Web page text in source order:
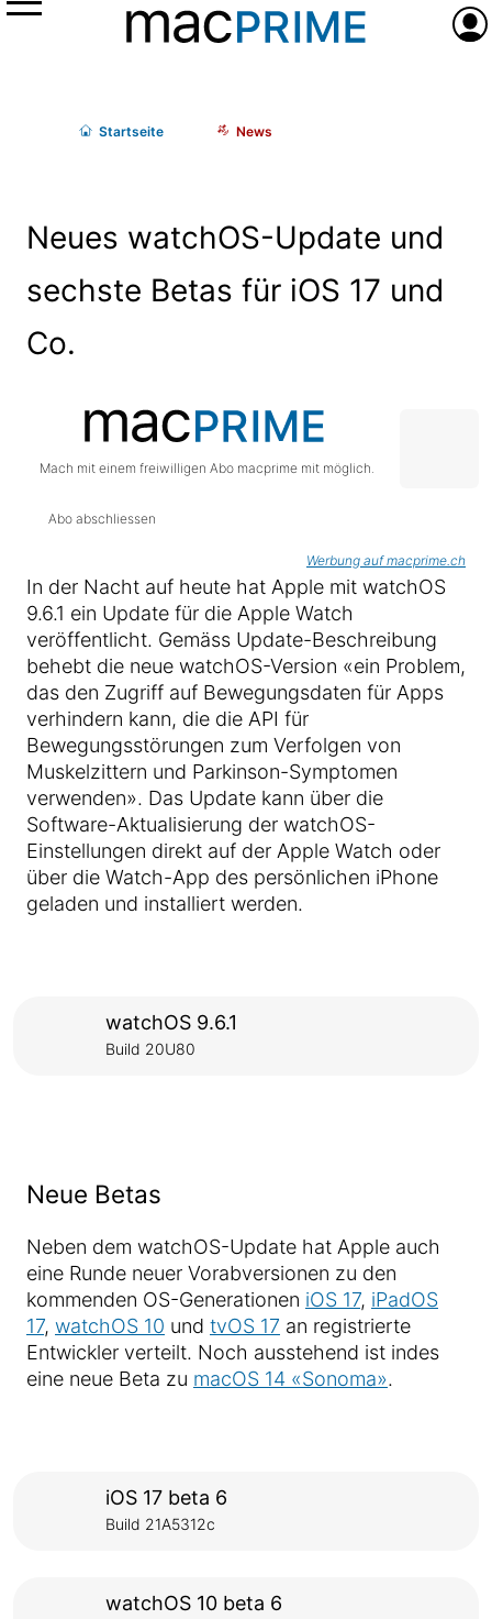
Menü
Startseite News
Neues watchOS-Update und
sechste Betas für iOS 17 und
Co.
Mach mit einem freiwilligen Abo macprime mit möglich.
Abo abschliessen
Werbung auf macprime.ch
In der Nacht auf heute hat Apple mit watchOS
9.6.1 ein Update für die Apple Watch
veröffentlicht. Gemäss Update-Beschreibung
behebt die neue watchOS-Version «ein Problem,
das den Zugriff auf Bewegungsdaten für Apps
verhindern kann, die die API für
Bewegungsstörungen zum Verfolgen von
Muskelzittern und Parkinson-Symptomen
verwenden». Das Update kann über die
Software-Aktualisierung der watchOS-
Einstellungen direkt auf der Apple Watch oder
über die Watch-App des persönlichen iPhone
geladen und installiert werden.
watchOS 9.6.1
Build 20U80
Neue Betas
Neben dem watchOS-Update hat Apple auch
eine Runde neuer Vorabversionen zu den
kommenden OS-Generationen iOS 17, iPadOS
17, watchOS 10 und tvOS 17 an registrierte
Entwickler verteilt. Noch ausstehend ist indes
eine neue Beta zu macOS 14 «Sonoma».
iOS 17 beta 6
Build 21A5312c
watchOS 10 beta 6